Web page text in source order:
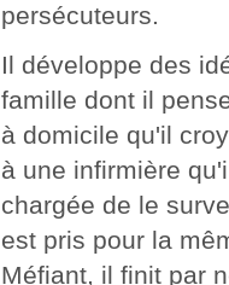
persécuteurs.
Il développe des
famille dont il
à domicile qu'il
à une infirmière
chargée de le
est pris pour la
Méfiant, il finit par